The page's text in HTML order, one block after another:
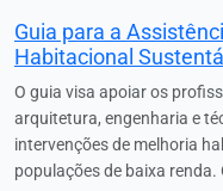
Guia para a
Habitacional
O guia visa apoiar os
arquitetura, engenharia e
intervenções de melhoria
populações de baixa